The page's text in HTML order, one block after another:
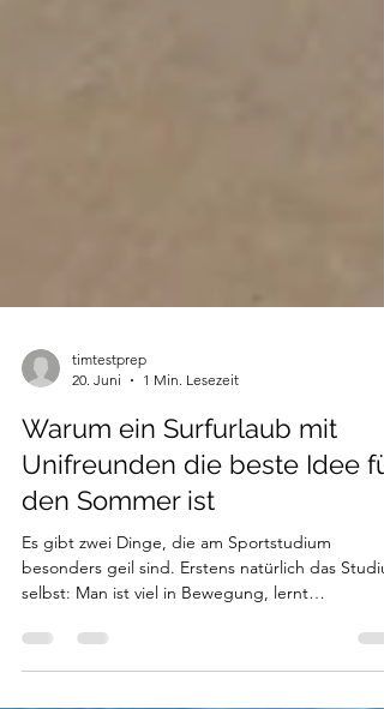
timtestprep
20. Juni
1 Min. Lesezeit
Warum ein Surfurlaub mit
Unifreunden die beste Idee für
den Sommer ist
Es gibt zwei Dinge, die am Sportstudium
selbst: Man ist viel in Bewegung, lernt
sportbegeisterte Menschen kennen und hat oft